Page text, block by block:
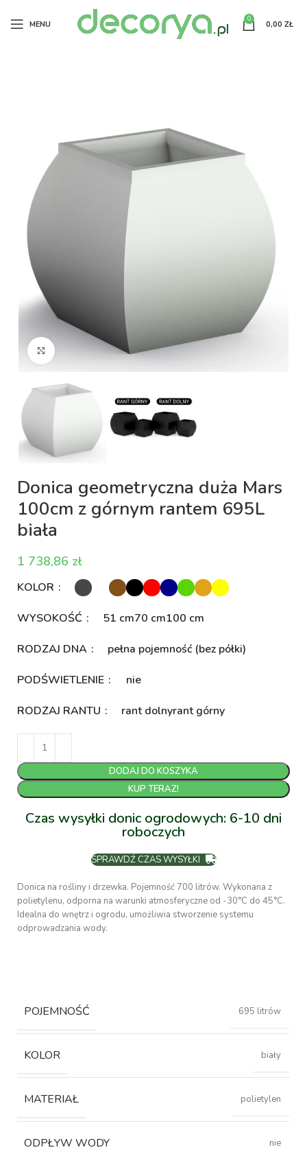
MENU
0
0,00 ZŁ
Kliknij aby powiększyć
Donica geometryczna duża Mars
100cm z górnym rantem 695L
biała
zł
KOLOR
WYSOKOŚĆ 51 cm70 cm100 cm
RODZAJ DNA pełna pojemność (bez półki)
PODŚWIETLENIE nie
RODZAJ RANTU rant dolnyrant górny
DODAJ DO KOSZYKA
KUP TERAZ!
Czas wysyłki donic ogrodowych: 6-10 dni
roboczych
SPRAWDŹ CZAS WYSYŁKI
Donica na rośliny i drzewka. Pojemność 700 litrów. Wykonana z
polietylenu, odporna na warunki atmosferyczne od -30°C do 45°C.
Idealna do wnętrz i ogrodu, umożliwia stworzenie systemu
odprowadzania wody.
POJEMNOŚĆ 695 litrów
KOLOR biały
MATERIAŁ polietylen
ODPŁYW WODY nie